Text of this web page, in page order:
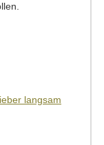
langsam